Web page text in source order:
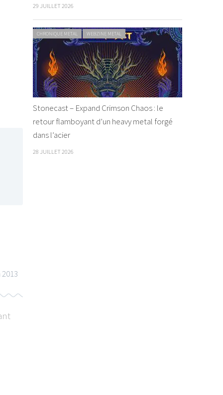
2013
29 JUILLET 2026
CHRONIQUE METAL WEBZINE METAL
Stonecast – Expand Crimson Chaos : le
retour flamboyant d’un heavy metal forgé
dans l’acier
28 JUILLET 2026